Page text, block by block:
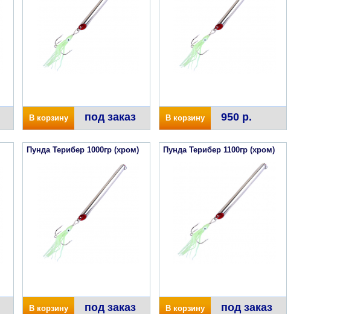
В корзину под заказ В корзину 950 р.
Пунда Терибер 1000гр (хром)
В корзину под заказ
Пунда Терибер 1100гр (хром)
В корзину под заказ